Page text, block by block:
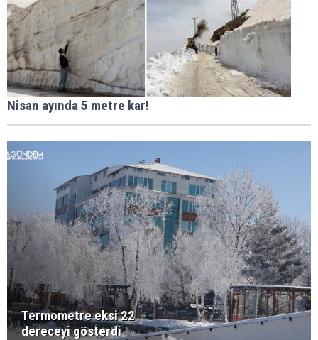
Nisan ayında 5 metre kar!
Termometre eksi 22
dereceyi gösterdi